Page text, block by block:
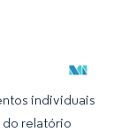
CC BY 4.0.
individuais
relatório